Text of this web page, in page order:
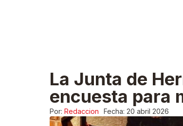
La Junta de
encuesta para
Por: Redaccion Fecha: 20 abril 2026